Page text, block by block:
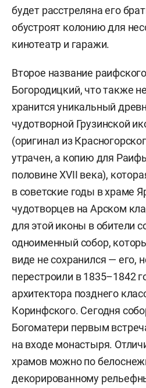
будет расстреляна его
обустроят колонию для
кинотеатр и гаражи.
Второе название
Богородицкий, что также
хранится уникальный
чудотворной Грузинской
(оригинал из
утрачен, а копию для
половине XVII века),
в советские годы в храме
чудотворцев на Арском
для этой иконы в обители
одноименный собор,
виде не сохранился — его,
перестроили в 1835–1842
архитектора позднего
Коринфского. Сегодня
Богоматери первым
на входе монастыря.
храмов можно по
декорированному